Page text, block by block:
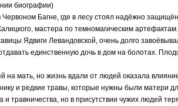
биографии)
Багне, где в лесу стоял надёжно
мастера по темномагическим
Ядвиги Левандовской, очень долго
единственную дочь в дом на болотах.
на мать, но жизнь вдали от людей оказала
и редкие травы, которые нужны были матери
и травничества, но в присутствии чужих людей